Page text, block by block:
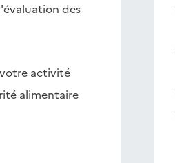
des
activité
alimentaire